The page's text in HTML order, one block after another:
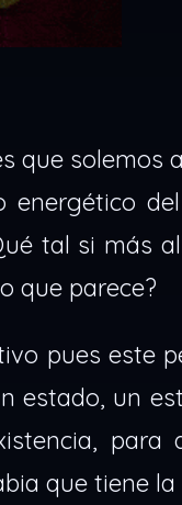
que solemos
energético
tal si más
que parece?
pues este
estado, un
para
que tiene la